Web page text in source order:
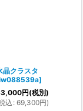
晶クラスタ
]
円(税別)
込 : 69,300円)